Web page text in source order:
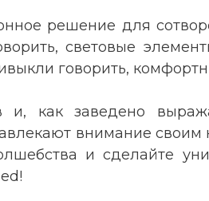
решение для
световые
говорить,
и, как заведено
внимание
и сделайте